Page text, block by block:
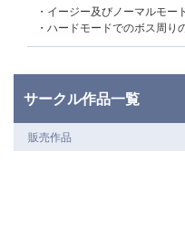
・イージー及びノーマルモー
・ハードモードでのボス周り
サークル作品一覧
販売作品